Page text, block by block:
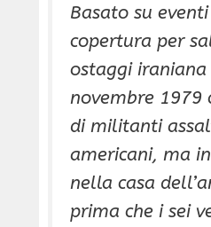
Basato su
copertura per
ostaggi
novembre 1979
di militanti
americani, ma
nella casa
prima che i sei